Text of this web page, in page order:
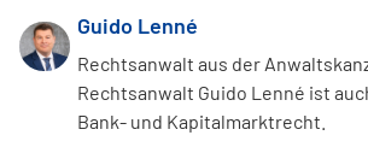
Guido Lenné
Rechtsanwalt aus der
Rechtsanwalt Guido Lenné ist
Bank- und Kapitalmarktrecht.